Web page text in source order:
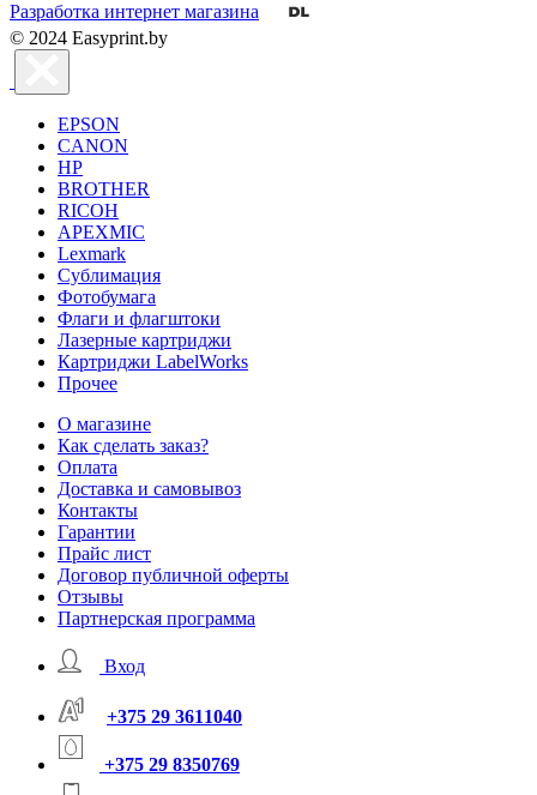
Разработка интернет магазина
© 2024 Easyprint.by
EPSON
CANON
HP
BROTHER
RICOH
APEXMIC
Lexmark
Сублимация
Фотобумага
Флаги и флагштоки
Лазерные картриджи
Картриджи LabelWorks
Прочее
О магазине
Как сделать заказ?
Оплата
Доставка и самовывоз
Контакты
Гарантии
Прайс лист
Договор публичной оферты
Отзывы
Партнерская программа
Вход
+375 29 3611040
+375 29 8350769